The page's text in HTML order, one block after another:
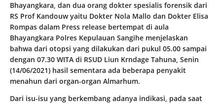
Bhayangkara, dan dua orang dokter spesialis forensik dari
RS Prof Kandouw yaitu Dokter Nola Mallo dan Dokter Elisa
Rompas dalam Press release bertempat di aula
Bhayangkara Polres Kepulauan Sangihe menjelaskan
bahwa dari otopsi yang dilakukan dari pukul 05.00 sampai
dengan 07.30 WITA di RSUD Liun Krndage Tahuna, Senin
(14/06/2021) hasil sementara ada beberapa penyakit
menahun dari organ-organ Almarhum.
Dari isu-isu yang berkembang adanya indikasi, pada saat